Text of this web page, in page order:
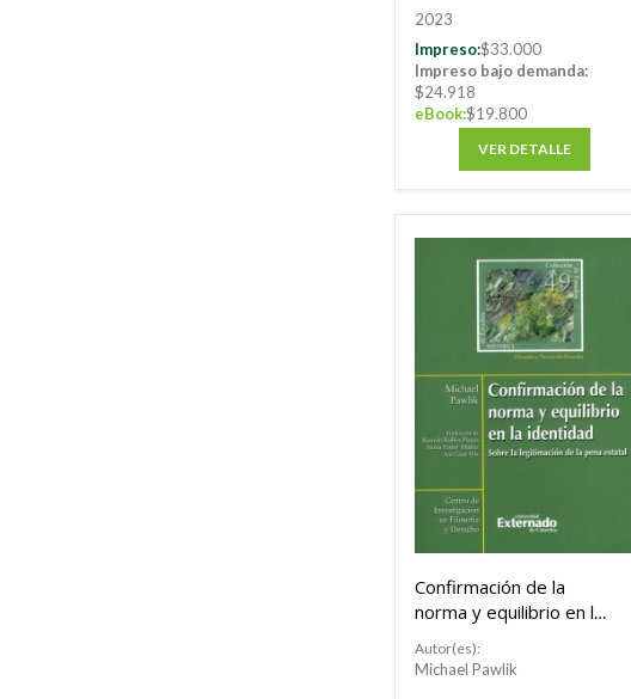
2023
Impreso:$33.000
Impreso bajo demanda:
$24.918
eBook:$19.800
VER DETALLE
Confirmación de la
norma y equilibrio en la
Autor(es):
Michael Pawlik